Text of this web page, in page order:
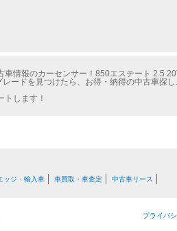
情報のカーセンサー！850エステート 2.5
ードを見つけたら、お得・納得の中古車探
トします！
ッジ・輸入車 車買取・車査定 中古車リース
プライバ